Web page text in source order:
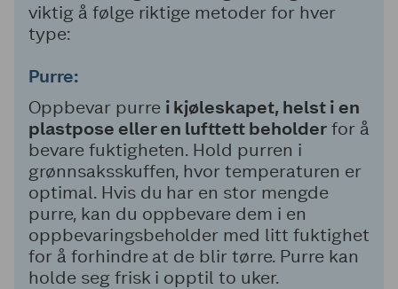
viktig å følge riktige metoder for hver
type:
Purre:
Oppbevar purre i kjøleskapet, helst i en
plastpose eller en lufttett beholderfor å
bevare fuktigheten. Hold purren i
grønnsaksskuffen, hvor temperaturen er
optimal. Hvis du har en stor mengde
purre, kan du oppbevare dem i en
oppbevaringsbeholder med litt fuktighet
for å forhindre at de blir tørre. Purre kan
holde seg frisk i opptil to uker.